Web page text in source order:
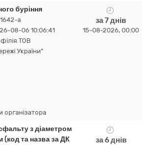
буріння
a
08-06 10:06:41
ТОВ
України"
організатора
за 7 днів
15-08-2026, 00:00
з діаметром
та назва за ДК
за 6 днів